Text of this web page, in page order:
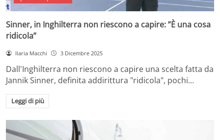
Sinner, in Inghilterra non riescono a capire: ”È una cosa
ridicola”
Ilaria Macchi 3 Dicembre 2025
Dall'Inghilterra non riescono a capire una scelta fatta da
Jannik Sinner, definita addirittura "ridicola", pochi…
Leggi di più